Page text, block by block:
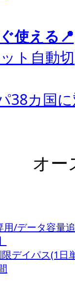
使える📍
ト自動切
38カ国
オー
用/データ容量
デイパス(1日